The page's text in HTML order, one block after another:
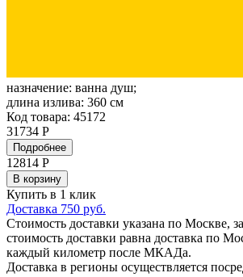
назначение: ванна душ;
длина излива: 360 см
Код товара: 45172
31734 Р
Подробнее
12814 Р
В корзину
Купить в 1 клик
Доставка 750 руб.
Стоимость доставки указана по Москве,
стоимость доставки равна доставка по
каждый километр после МКАДа.
Доставка в регионы осуществляется